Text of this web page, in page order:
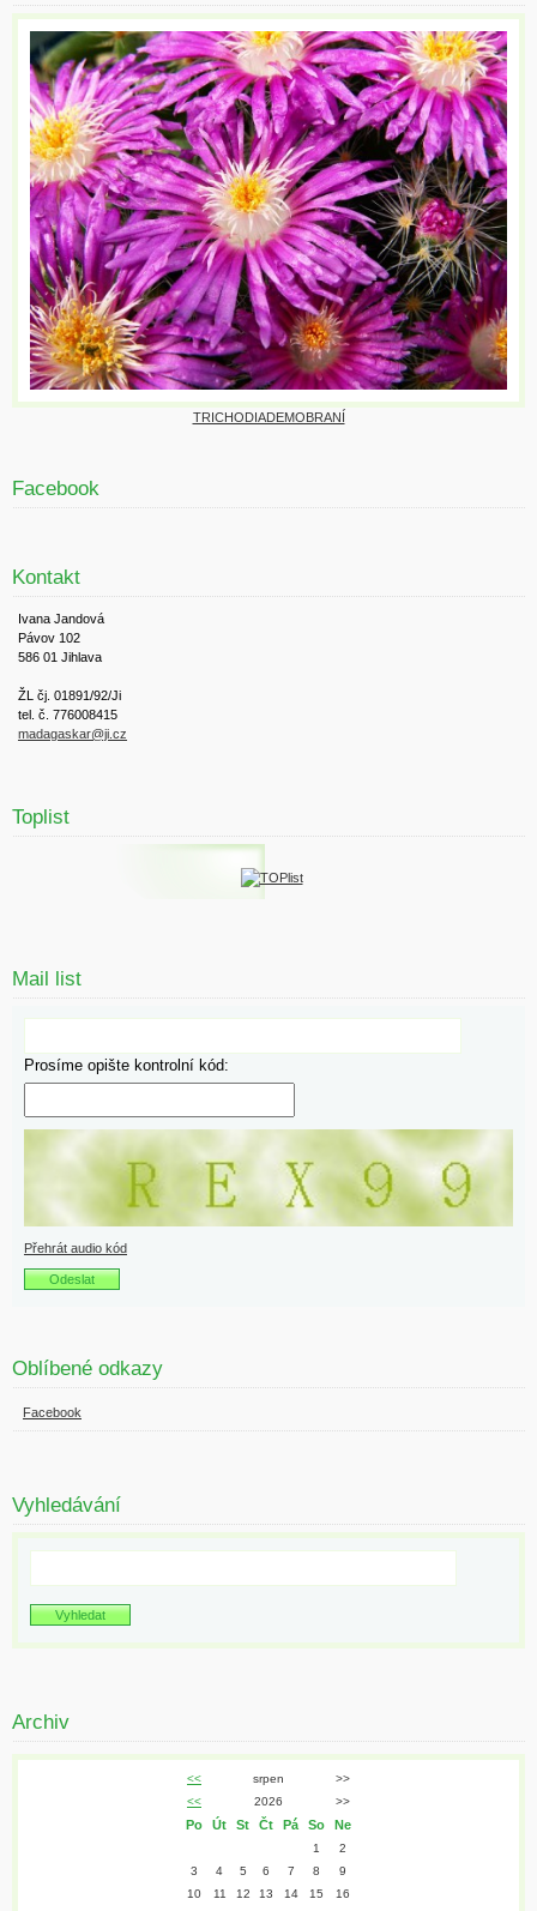
TRICHODIADEMOBRANÍ
Facebook
Kontakt
Ivana Jandová
Pávov 102
586 01 Jihlava
ŽL čj. 01891/92/Ji
tel. č. 776008415
madagaskar@ji.cz
Toplist
Mail list
Prosíme opište kontrolní kód:
Přehrát audio kód
Oblíbené odkazy
Facebook
Vyhledávání
Archiv
<< srpen
>>
<<
2026 >>
Po Út St Čt Pá So Ne
1
2
3
4 5 6 7 8
9
10
11 12 13 14 15
16